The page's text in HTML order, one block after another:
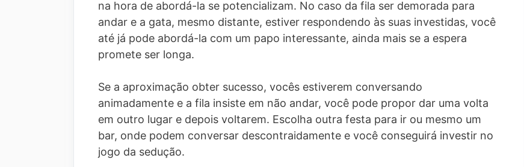
na hora de abordá-la se potencializam. No caso da fila ser demorada para
andar e a gata, mesmo distante, estiver respondendo às suas investidas, você
até já pode abordá-la com um papo interessante, ainda mais se a espera
promete ser longa.
Se a aproximação obter sucesso, vocês estiverem conversando
animadamente e a fila insiste em não andar, você pode propor dar uma volta
em outro lugar e depois voltarem. Escolha outra festa para ir ou mesmo um
bar, onde podem conversar descontraidamente e você conseguirá investir no
jogo da sedução.